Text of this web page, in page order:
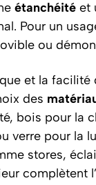
étanchéité et
Pour un
ou
et la facilité
des
bois pour la
verre pour la
stores,
complètent l’